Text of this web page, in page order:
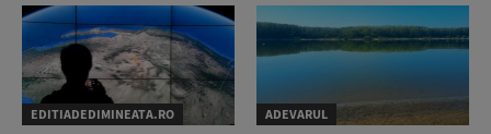
EDITIADEDIMINEATA.RO ADEVARUL